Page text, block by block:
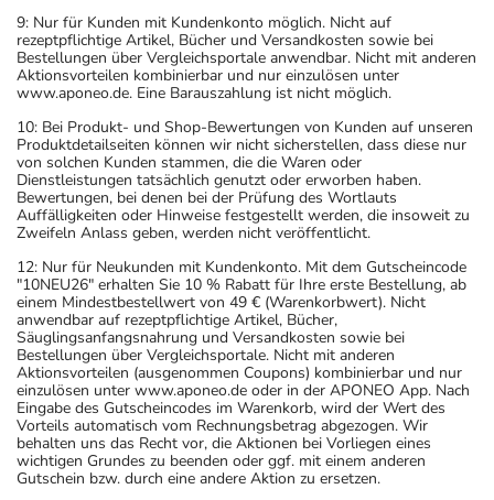
9: Nur für Kunden mit Kundenkonto möglich. Nicht auf
rezeptpflichtige Artikel, Bücher und Versandkosten sowie bei
Bestellungen über Vergleichsportale anwendbar. Nicht mit anderen
Aktionsvorteilen kombinierbar und nur einzulösen unter
www.aponeo.de. Eine Barauszahlung ist nicht möglich.
10: Bei Produkt- und Shop-Bewertungen von Kunden auf unseren
Produktdetailseiten können wir nicht sicherstellen, dass diese nur
von solchen Kunden stammen, die die Waren oder
Dienstleistungen tatsächlich genutzt oder erworben haben.
Bewertungen, bei denen bei der Prüfung des Wortlauts
Auffälligkeiten oder Hinweise festgestellt werden, die insoweit zu
Zweifeln Anlass geben, werden nicht veröffentlicht.
12: Nur für Neukunden mit Kundenkonto. Mit dem Gutscheincode
"10NEU26" erhalten Sie 10 % Rabatt für Ihre erste Bestellung, ab
einem Mindestbestellwert von 49 € (Warenkorbwert). Nicht
anwendbar auf rezeptpflichtige Artikel, Bücher,
Säuglingsanfangsnahrung und Versandkosten sowie bei
Bestellungen über Vergleichsportale. Nicht mit anderen
Aktionsvorteilen (ausgenommen Coupons) kombinierbar und nur
einzulösen unter www.aponeo.de oder in der APONEO App. Nach
Eingabe des Gutscheincodes im Warenkorb, wird der Wert des
Vorteils automatisch vom Rechnungsbetrag abgezogen. Wir
behalten uns das Recht vor, die Aktionen bei Vorliegen eines
wichtigen Grundes zu beenden oder ggf. mit einem anderen
Gutschein bzw. durch eine andere Aktion zu ersetzen.